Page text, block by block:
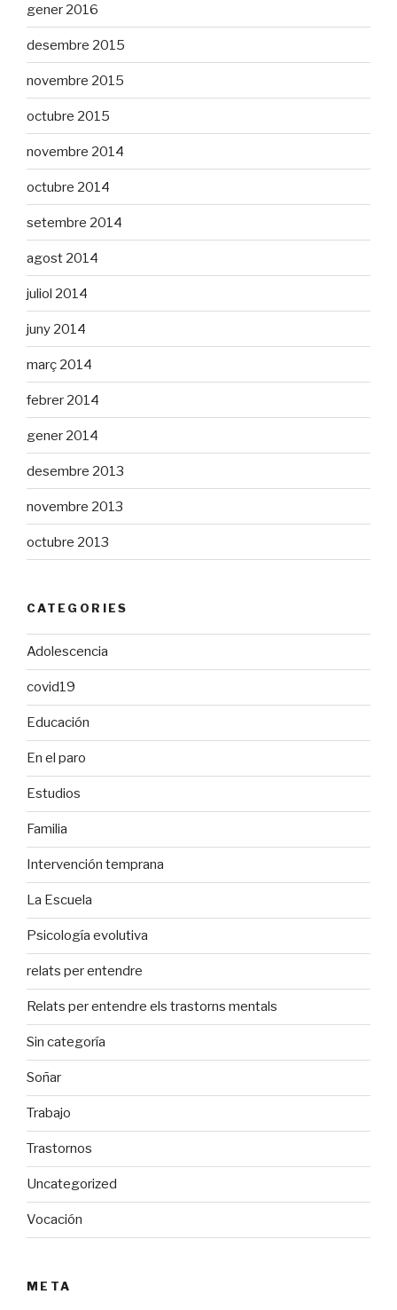
gener 2016
desembre 2015
novembre 2015
octubre 2015
novembre 2014
octubre 2014
setembre 2014
agost 2014
juliol 2014
juny 2014
març 2014
febrer 2014
gener 2014
desembre 2013
novembre 2013
octubre 2013
CATEGORIES
Adolescencia
covid19
Educación
En el paro
Estudios
Familia
Intervención temprana
La Escuela
Psicología evolutiva
relats per entendre
Relats per entendre els trastorns mentals
Sin categoría
Soñar
Trabajo
Trastornos
Uncategorized
Vocación
META